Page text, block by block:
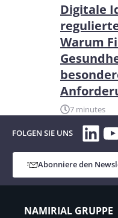
Digitale
Warum
7 minutes
FOLGEN SIE UNS
Abonniere den
NAMIRIAL GRUPPE